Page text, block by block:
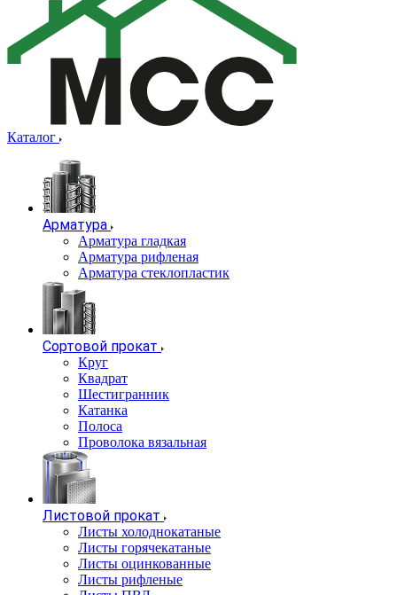
Каталог
Арматура
Арматура гладкая
Арматура рифленая
Арматура стеклопластик
Сортовой прокат
Круг
Квадрат
Шестигранник
Катанка
Полоса
Проволока вязальная
Листовой прокат
Листы холоднокатаные
Листы горячекатаные
Листы оцинкованные
Листы рифленые